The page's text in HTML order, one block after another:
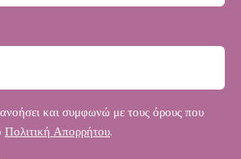
και συμφωνώ με τους όρους που
Πολιτική Απορρήτου.